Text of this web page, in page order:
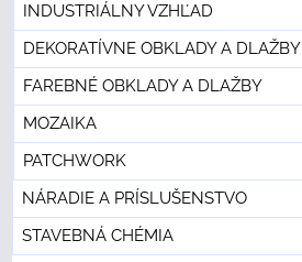
INDUSTRIÁLNY VZHĽAD
DEKORATÍVNE OBKLADY A DLAŽBY
FAREBNÉ OBKLADY A DLAŽBY
MOZAIKA
PATCHWORK
NÁRADIE A PRÍSLUŠENSTVO
STAVEBNÁ CHÉMIA